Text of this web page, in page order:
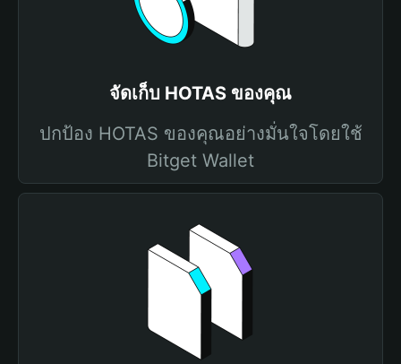
จัดเก็บ HOTAS ของคุณ
ปกป้อง HOTAS ของคุณอย่างมั่นใจโดยใช้
Bitget Wallet